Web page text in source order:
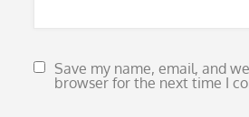
Save my name, email, and
browser for the next time I